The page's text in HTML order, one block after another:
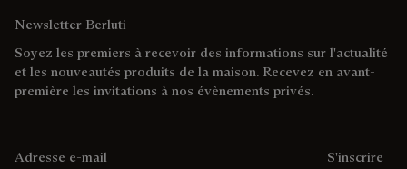
Newsletter Berluti
Soyez les premiers à recevoir des informations sur l'actualité
et les nouveautés produits de la maison. Recevez en avant-
première les invitations à nos évènements privés.
S'inscrire